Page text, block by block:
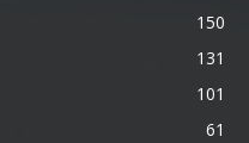
150
131
101
61